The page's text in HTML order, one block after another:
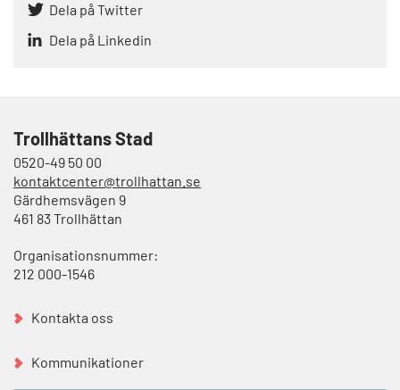
Dela på Twitter
Dela på Linkedin
Trollhättans Stad
0520-49 50 00
kontaktcenter@trollhattan.se
Gärdhemsvägen 9
461 83 Trollhättan
Organisationsnummer:
212 000-1546
Kontakta oss
Kommunikationer